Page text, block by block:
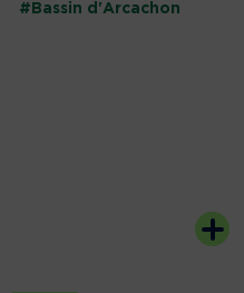
#Bassin d'Arcachon